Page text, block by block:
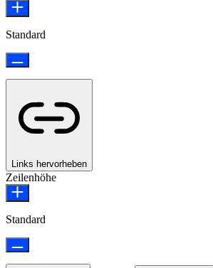
Standard
Links hervorheben
Zeilenhöhe
Standard